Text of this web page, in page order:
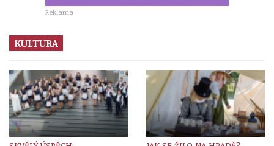
Reklama
KULTURA